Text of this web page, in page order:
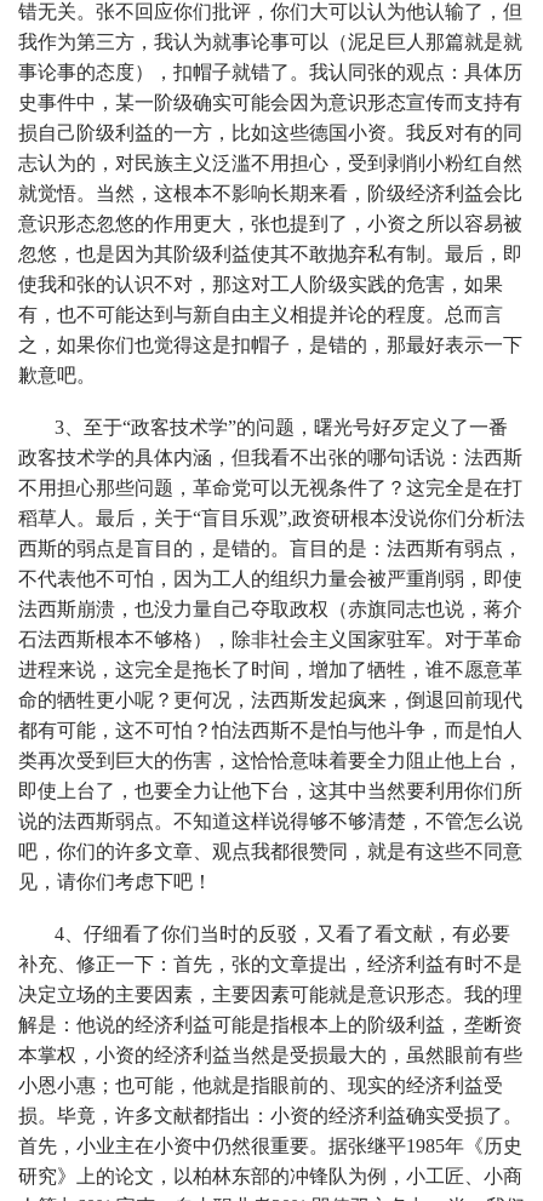
错无关。张不回应你们批评，你们大可以认为他认输了，但
我作为第三方，我认为就事论事可以（泥足巨人那篇就是就
事论事的态度），扣帽子就错了。我认同张的观点：具体历
史事件中，某一阶级确实可能会因为意识形态宣传而支持有
损自己阶级利益的一方，比如这些德国小资。我反对有的同
志认为的，对民族主义泛滥不用担心，受到剥削小粉红自然
就觉悟。当然，这根本不影响长期来看，阶级经济利益会比
意识形态忽悠的作用更大，张也提到了，小资之所以容易被
忽悠，也是因为其阶级利益使其不敢抛弃私有制。最后，即
使我和张的认识不对，那这对工人阶级实践的危害，如果
有，也不可能达到与新自由主义相提并论的程度。总而言
之，如果你们也觉得这是扣帽子，是错的，那最好表示一下
歉意吧。
3、至于“政客技术学”的问题，曙光号好歹定义了一番
政客技术学的具体内涵，但我看不出张的哪句话说：法西斯
不用担心那些问题，革命党可以无视条件了？这完全是在打
稻草人。最后，关于“盲目乐观”,政资研根本没说你们分析法
西斯的弱点是盲目的，是错的。盲目的是：法西斯有弱点，
不代表他不可怕，因为工人的组织力量会被严重削弱，即使
法西斯崩溃，也没力量自己夺取政权（赤旗同志也说，蒋介
石法西斯根本不够格），除非社会主义国家驻军。对于革命
进程来说，这完全是拖长了时间，增加了牺牲，谁不愿意革
命的牺牲更小呢？更何况，法西斯发起疯来，倒退回前现代
都有可能，这不可怕？怕法西斯不是怕与他斗争，而是怕人
类再次受到巨大的伤害，这恰恰意味着要全力阻止他上台，
即使上台了，也要全力让他下台，这其中当然要利用你们所
说的法西斯弱点。不知道这样说得够不够清楚，不管怎么说
吧，你们的许多文章、观点我都很赞同，就是有这些不同意
见，请你们考虑下吧！
4、仔细看了你们当时的反驳，又看了看文献，有必要
补充、修正一下：首先，张的文章提出，经济利益有时不是
决定立场的主要因素，主要因素可能就是意识形态。我的理
解是：他说的经济利益可能是指根本上的阶级利益，垄断资
本掌权，小资的经济利益当然是受损最大的，虽然眼前有些
小恩小惠；也可能，他就是指眼前的、现实的经济利益受
损。毕竟，许多文献都指出：小资的经济利益确实受损了。
首先，小业主在小资中仍然很重要。据张继平1985年《历史
研究》上的论文，以柏林东部的冲锋队为例，小工匠、小商